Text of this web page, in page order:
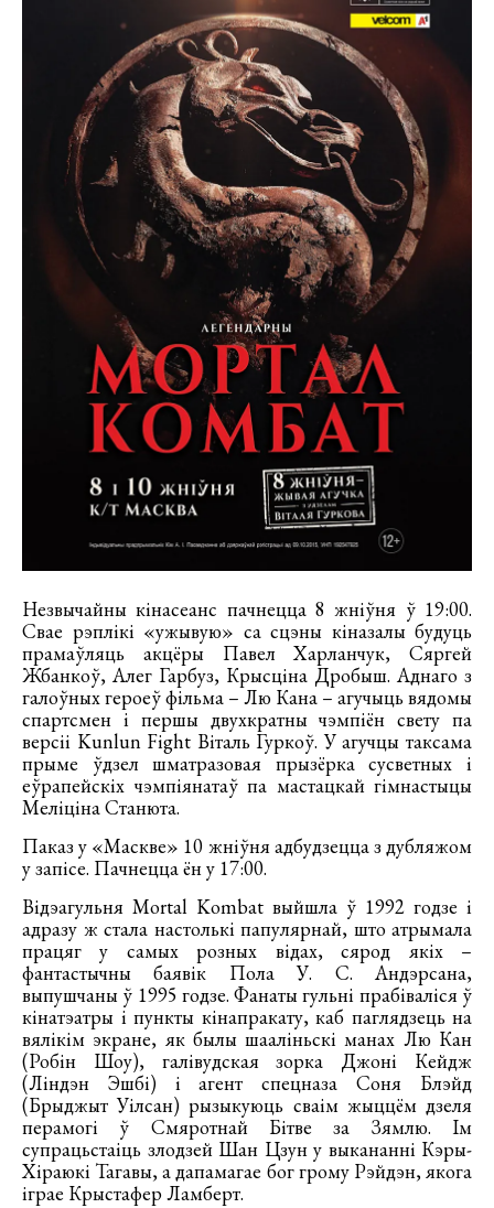
Незвычайны кінасеанс пачнецца 8 жніўня ў 19:00.
Свае рэплікі «ужывую» са сцэны кіназалы будуць
прамаўляць акцёры Павел Харланчук, Сяргей
Жбанкоў, Алег Гарбуз, Крысціна Дробыш. Аднаго з
галоўных героеў фільма – Лю Кана – агучыць вядомы
спартсмен і першы двухкратны чэмпіён свету па
версіі Kunlun Fight Віталь Гуркоў. У агучцы таксама
прыме ўдзел шматразовая прызёрка сусветных і
еўрапейскіх чэмпіянатаў па мастацкай гімнастыцы
Меліціна Станюта.
Паказ у «Маскве» 10 жніўня адбудзецца з дубляжом
у запісе. Пачнецца ён у 17:00.
Відэагульня Mortal Kombat выйшла ў 1992 годзе і
адразу ж стала настолькі папулярнай, што атрымала
працяг у самых розных відах, сярод якіх –
фантастычны баявік Пола У. С. Андэрсана,
выпушчаны ў 1995 годзе. Фанаты гульні прабіваліся ў
кінатэатры і пункты кінапракату, каб паглядзець на
вялікім экране, як былы шааліньскі манах Лю Кан
(Робін Шоу), галівудская зорка Джоні Кейдж
(Ліндэн Эшбі) і агент спецназа Соня Блэйд
(Брыджыт Уілсан) рызыкуюць сваім жыццём дзеля
перамогі ў Смяротнай Бітве за Зямлю. Ім
супрацьстаіць злодзей Шан Цзун у выкананні Кэры-
Хіраюкі Тагавы, а дапамагае бог грому Рэйдэн, якога
іграе Крыстафер Ламберт.